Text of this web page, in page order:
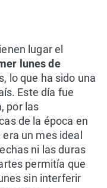
lugar el
lunes de
lo que ha sido una
Este día fue
por las
de la época en
un mes ideal
ni las duras
permitía que
sin interferir